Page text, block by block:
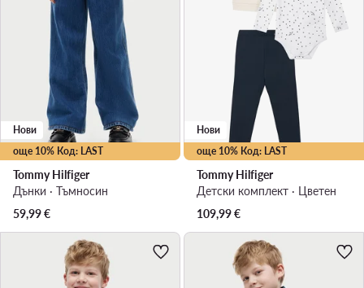
още 10% Код: LAST
Нови
Tommy Hilfiger
Дънки · Тъмносин
59,99€
още 10% Код: LAST
Нови
Tommy Hilfiger
Детски комплект · Цветен
109,99€